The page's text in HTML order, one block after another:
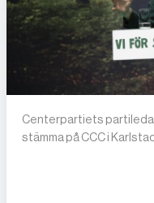
Centerpartiets
stämma på CCC i